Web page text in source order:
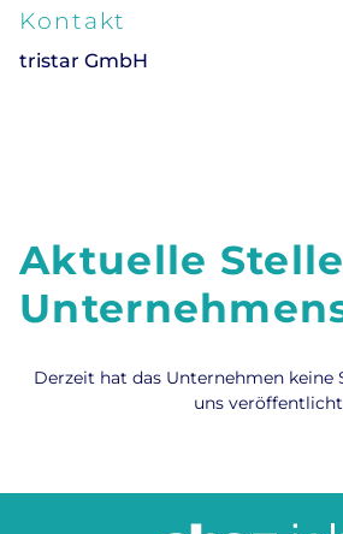
Kontakt
tristar GmbH
Aktuelle
Derzeit hat das Unternehmen keine
uns